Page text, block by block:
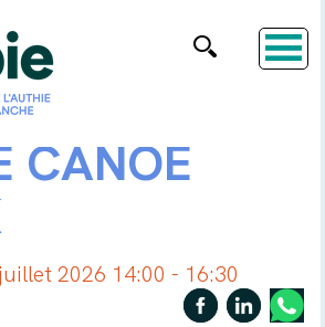
CANOË
2026 14:00 - 16:30